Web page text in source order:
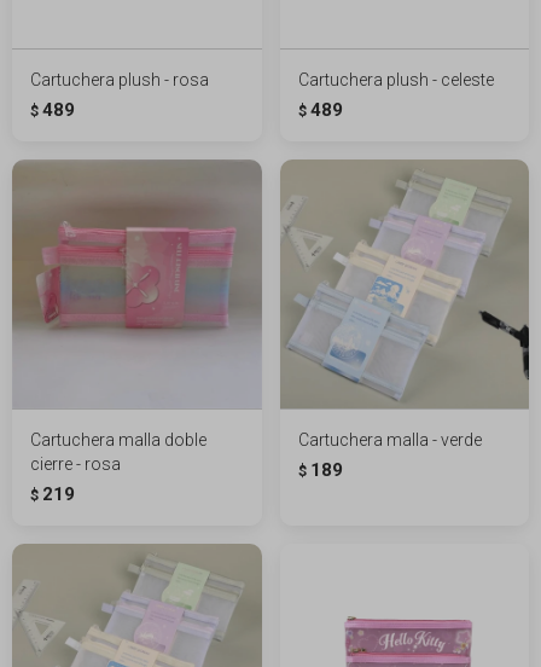
Cartuchera plush - rosa
$ 489
Cartuchera plush - celeste
$ 489
Cartuchera malla doble
cierre - rosa
$ 219
Cartuchera malla - verde
$ 189